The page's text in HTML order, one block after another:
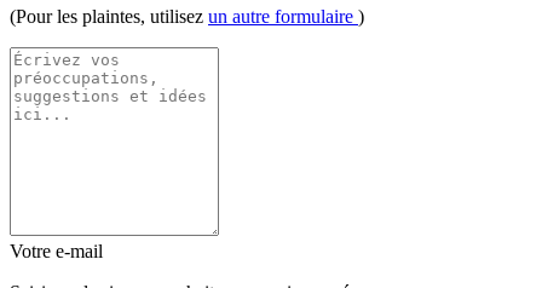
(Pour les plaintes, utilisez un autre formulaire )
Votre e-mail